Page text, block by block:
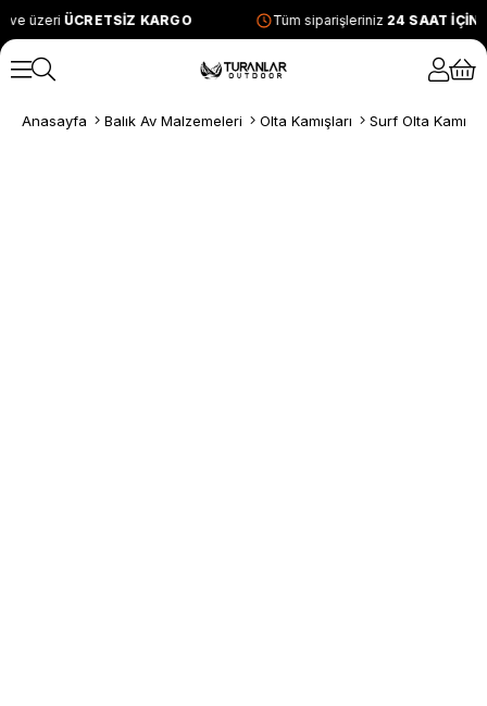
ve üzeri ÜCRETSİZ KARGO Tüm siparişleriniz 24 SAAT
Anasayfa Balık Av Malzemeleri Olta Kamışları Surf Olta